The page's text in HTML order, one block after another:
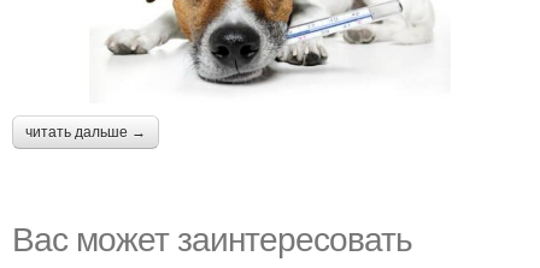
читать дальше →
Вас может заинтересовать